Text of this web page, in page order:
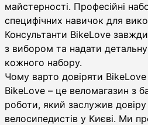
майстерності. Професійні
специфічних навичок для
Консультанти BikeLove
з вибором та надати
кожного набору.
Чому варто довіряти BikeLove
BikeLove – це веломагазин з
роботи, який заслужив довіру
велосипедистів у Києві. Ми